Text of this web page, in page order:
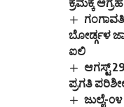
ಬೋರ್ಡ್ಗಳ
ಐಲಿ
ಆಗಸ್ಟ್
ಪ್ರಗತಿ
ಜುಲೈ-